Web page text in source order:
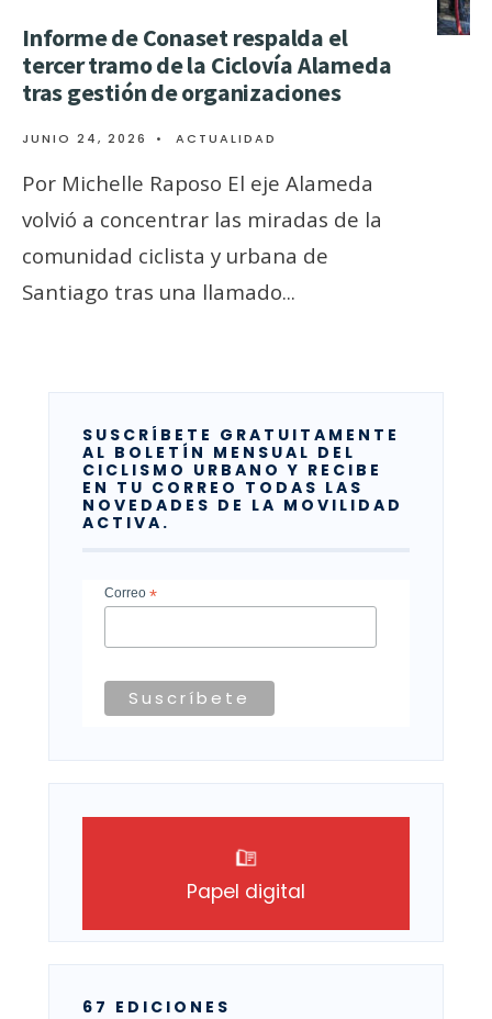
Informe de Conaset respalda el
tercer tramo de la Ciclovía Alameda
tras gestión de organizaciones
JUNIO 24, 2026 • ACTUALIDAD
Por Michelle Raposo El eje Alameda
volvió a concentrar las miradas de la
comunidad ciclista y urbana de
Santiago tras una llamado...
SUSCRÍBETE GRATUITAMENTE
AL BOLETÍN MENSUAL DEL
CICLISMO URBANO Y RECIBE
EN TU CORREO TODAS LAS
NOVEDADES DE LA MOVILIDAD
ACTIVA.
Correo *
Papel digital
67 EDICIONES